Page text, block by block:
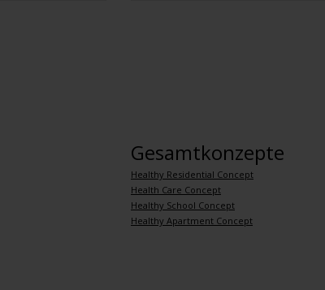
Gesamtkonzepte
Healthy Residential Concept
Health Care Concept
Healthy School Concept
Healthy Apartment Concept